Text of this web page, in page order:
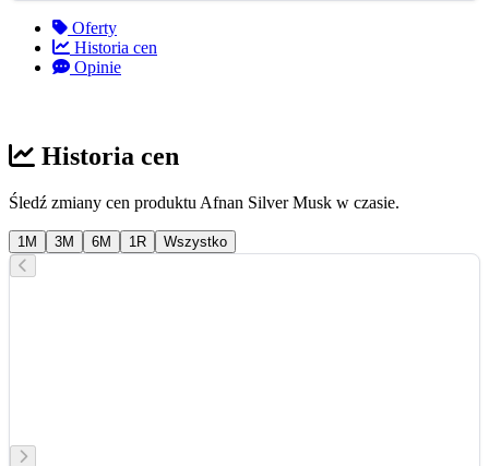
Oferty
Historia cen
Opinie
Historia cen
Śledź zmiany cen produktu Afnan Silver Musk w czasie.
1M 3M 6M 1R Wszystko